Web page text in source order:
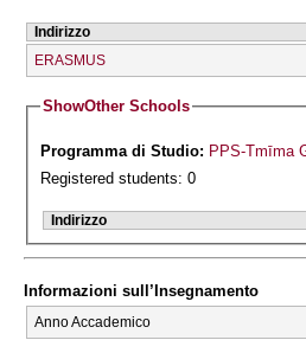
Indirizzo
ERASMUS
ShowOther Schools
Programma di Studio: PPS-Tmīma
Registered students: 0
Indirizzo
Informazioni sull’Insegnamento
Anno Accademico